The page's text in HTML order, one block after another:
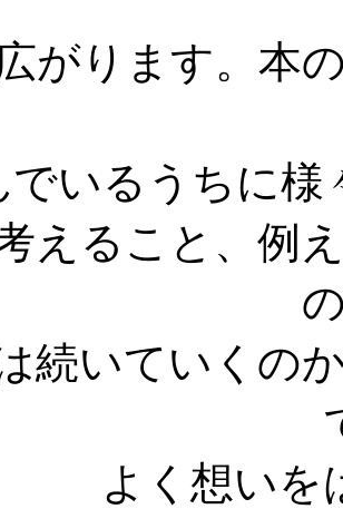
がります。本
でいるうちに様
えること、例
は続いていくの
よく想いを